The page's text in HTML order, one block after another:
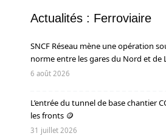
Actualités : Ferroviaire
SNCF Réseau mène une opération
norme entre les gares du Nord et de
6 août 2026
L’entrée du tunnel de base chantier
les fronts 🪙
31 juillet 2026